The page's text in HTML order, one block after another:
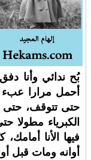
بُح ندائي وأنا
أحمل مرارا عبء
حتى تتوقف، حتى
الكبرياء مطولا
فيها الأنا
أوانه ومات قبل